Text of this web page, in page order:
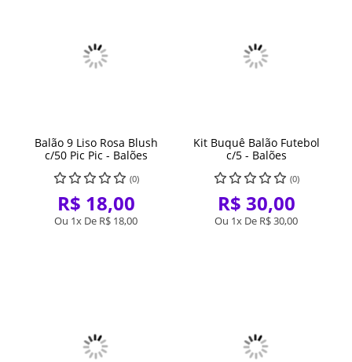
Balão 9 Liso Rosa Blush
c/50 Pic Pic - Balões
(0)
R$ 18,00
Ou 1x De R$ 18,00
Kit Buquê Balão Futebol
c/5 - Balões
(0)
R$ 30,00
Ou 1x De R$ 30,00